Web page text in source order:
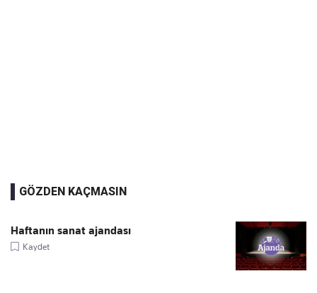
GÖZDEN KAÇMASIN
Haftanın sanat ajandası
Kaydet